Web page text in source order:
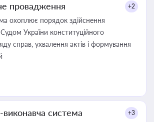
провадження +2
охоплює порядок здійснення
України конституційного
справ, ухвалення актів і формування
система +3